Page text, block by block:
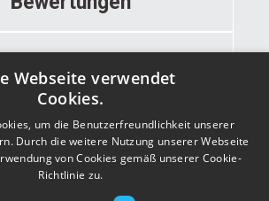
Informationen
Kontakt
Webseite verwendet
Cookies.
um die Benutzerfreundlichkeit unserer
Durch die weitere Nutzung unserer Webseite
von Cookies gemäß unserer Cookie-
Richtlinie zu.